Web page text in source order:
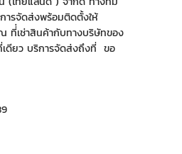
ารจัดส่งพร้อมติดตั้งให้
ที่่เช่าสินค้ากับทางบริษัทของ
เดียว บริการจัดส่งถึงที่ ขอ